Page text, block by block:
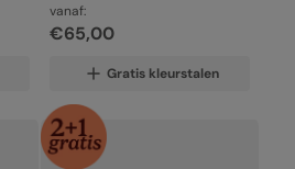
vanaf:
€65,00
Gratis kleurstalen